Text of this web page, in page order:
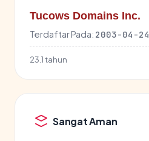
Tucows Domains Inc.
Terdaftar Pada: 2003-04-24
23.1 tahun
Sangat Aman